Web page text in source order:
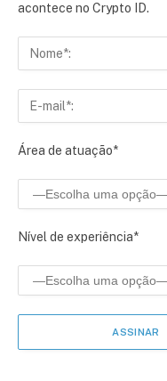
acontece no Crypto ID.
Área de atuação*
Nível de experiência*